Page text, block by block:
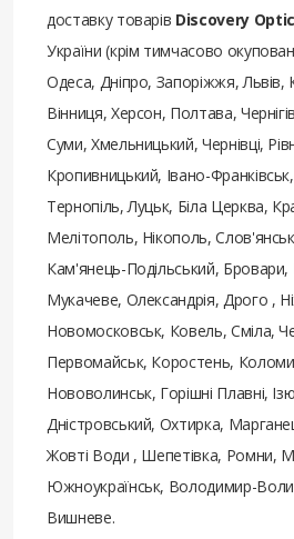
доставку товарів Discovery
України (крім тимчасово
Одеса, Дніпро, Запоріжжя, Львів,
Вінниця, Херсон, Полтава,
Суми, Хмельницький, Чернівці,
Кропивницький, Івано-
Тернопіль, Луцьк, Біла Церква,
Мелітополь, Нікополь,
Кам'янець-Подільський,
Мукачеве, Олександрія, Дрого ,
Новомосковськ, Ковель, Сміла,
Первомайськ, Коростень,
Нововолинськ, Горішні Плавні,
Дністровський, Охтирка,
Жовті Води , Шепетівка, Ромни,
Южноукраїнськ, Володимир-
Вишневе.